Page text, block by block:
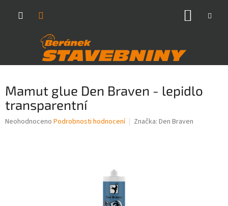
Mamut glue Den Braven - lepidlo
transparentní
Průměrné
Neohodnoceno Podrobnosti hodnocení Značka: Den Braven